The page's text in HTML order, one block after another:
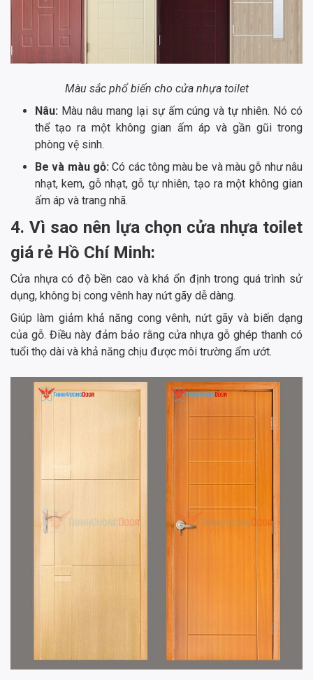
Màu sắc phổ biến cho cửa nhựa toilet
Nâu: Màu nâu mang lại sự ấm cúng và tự nhiên. Nó có
thể tạo ra một không gian ấm áp và gần gũi trong
phòng vệ sinh.
Be và màu gỗ:Có các tông màu be và màu gỗ như nâu
nhạt, kem, gỗ nhạt, gỗ tự nhiên, tạo ra một không gian
ấm áp và trang nhã.
4. Vì sao nên lựa chọn cửa nhựa toilet
giá rẻ Hồ Chí Minh:
Cửa nhựa có độ bền cao và khá ổn định trong quá trình sử
dụng, không bị cong vênh hay nứt gãy dễ dàng.
Giúp làm giảm khả năng cong vênh, nứt gãy và biến dạng
của gỗ. Điều này đảm bảo rằng cửa nhựa gỗ ghép thanh có
tuổi thọ dài và khả năng chịu được môi trường ẩm ướt.